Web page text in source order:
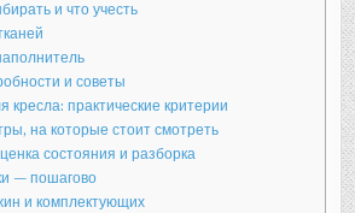
и что учесть
и советы
кресла: практические критерии
на которые стоит смотреть
состояния и разборка
— пошагово
и комплектующих